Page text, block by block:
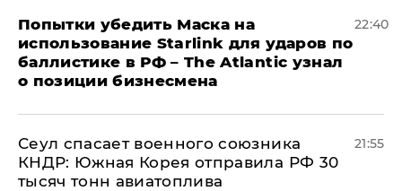
Попытки убедить Маска на
использование Starlink для ударов по
баллистике в РФ – The Atlantic узнал
о позиции бизнесмена
22:40
​Сеул спасает военного союзника
КНДР: Южная Корея отправила РФ 30
тысяч тонн авиатоплива
21:55